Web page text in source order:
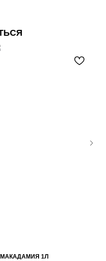
МАКАДАМИЯ 1Л